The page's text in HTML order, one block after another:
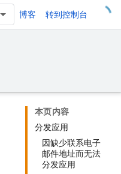
博客 转到控制台
本页内容
分发应用
因缺少联系电子
邮件地址而无法
分发应用